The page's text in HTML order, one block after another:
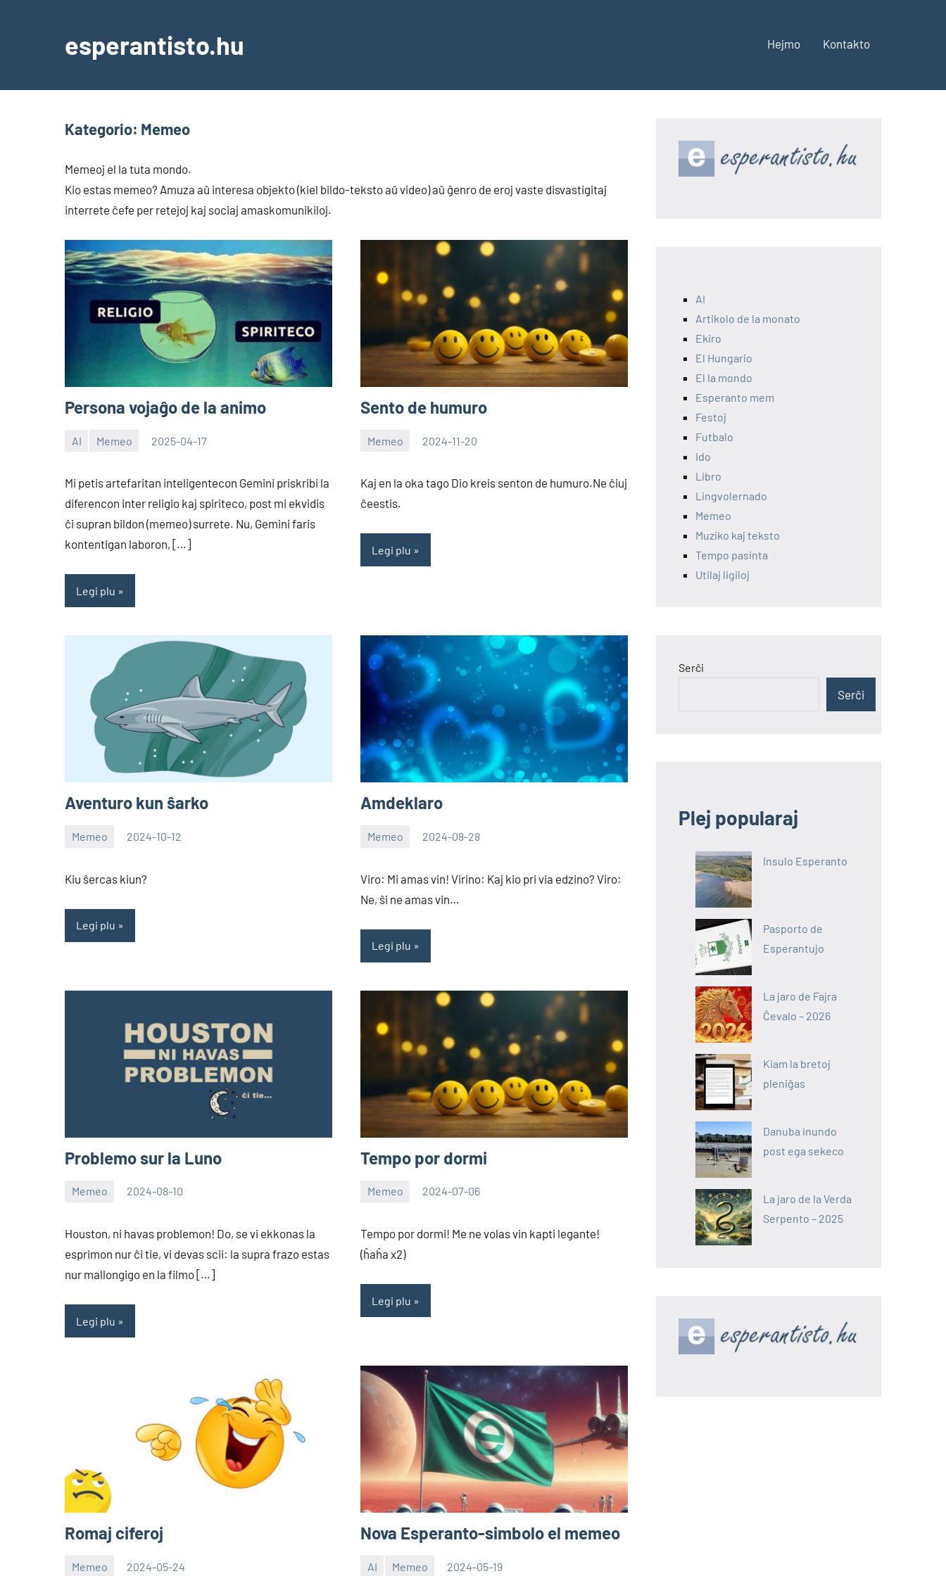
esperantisto.hu Hejmo Kontakto
Kategorio: Memeo
Memeoj el la tuta mondo.
Kio estas memeo? Amuza aŭ interesa objekto (kiel bildo-teksto aŭ video) aŭ ĝenro de eroj vaste disvastigitaj
interrete ĉefe per retejoj kaj sociaj amaskomunikiloj.
Persona vojaĝo de la animo
AI Memeo 2025-04-17
Mi petis artefaritan inteligentecon Gemini priskribi la
diferencon inter religio kaj spiriteco, post mi ekvidis
ĉi supran bildon (memeo) surrete. Nu, Gemini faris
kontentigan laboron, […]
Legi plu
Sento de humuro
Memeo 2024-11-20
Kaj en la oka tago Dio kreis senton de humuro.Ne ĉiuj
ĉeestis.
Legi plu
Aventuro kun ŝarko
Memeo 2024-10-12
Kiu ŝercas kiun?
Legi plu
Amdeklaro
Memeo 2024-08-28
Viro: Mi amas vin! Virino: Kaj kio pri via edzino? Viro:
Ne, ŝi ne amas vin…
Legi plu
Problemo sur la Luno
Memeo 2024-08-10
Houston, ni havas problemon! Do, se vi ekkonas la
esprimon nur ĉi tie, vi devas scii: la supra frazo estas
nur mallongigo en la filmo […]
Legi plu
Tempo por dormi
Memeo 2024-07-06
Tempo por dormi! Me ne volas vin kapti legante!
(ĥaĥa x2)
Legi plu
Romaj ciferoj
Memeo 2024-05-24
Nova Esperanto-simbolo el memeo
AI Memeo 2024-05-19
AI
Artikolo de la monato
Ekiro
El Hungario
El la mondo
Esperanto mem
Festoj
Futbalo
Ido
Libro
Lingvolernado
Memeo
Muziko kaj teksto
Tempo pasinta
Utilaj ligiloj
Serĉi
Serĉi
Plej popularaj
Insulo Esperanto
Pasporto de
Esperantujo
La jaro de Fajra
Ĉevalo – 2026
Kiam la bretoj
pleniĝas
Danuba inundo
post ega sekeco
La jaro de la Verda
Serpento – 2025